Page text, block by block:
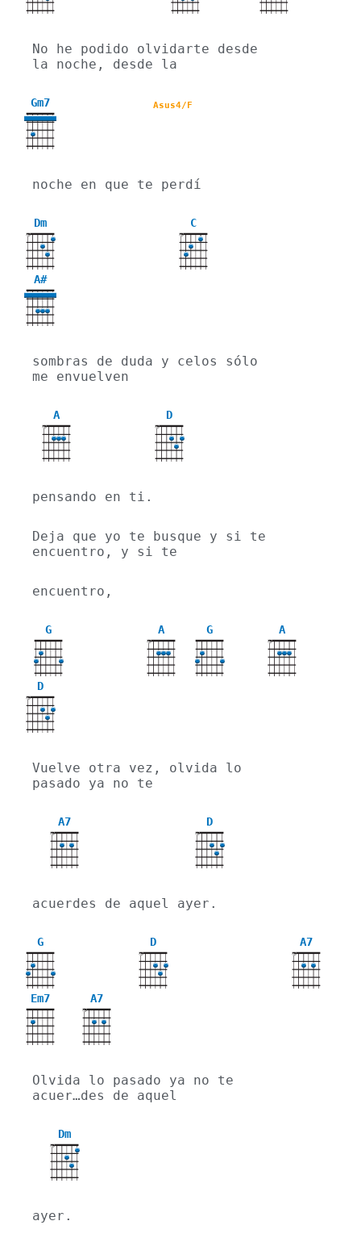
No he podido olvidarte desde
la noche, desde la
Gm7 Asus4/F
noche en que te perdí
Dm
X
C
X
A#
sombras de duda y celos sólo
me envuelven
A
X
D
X
pensando en ti.
Deja que yo te busque y si te
encuentro, y si te
encuentro,
G A
X
G A
X
D
X
Vuelve otra vez, olvida lo
pasado ya no te
A7
X
D
X
acuerdes de aquel ayer.
G D
X
A7
X
Em7 A7
X
Olvida lo pasado ya no te
acuer…des de aquel
Dm
X
ayer.